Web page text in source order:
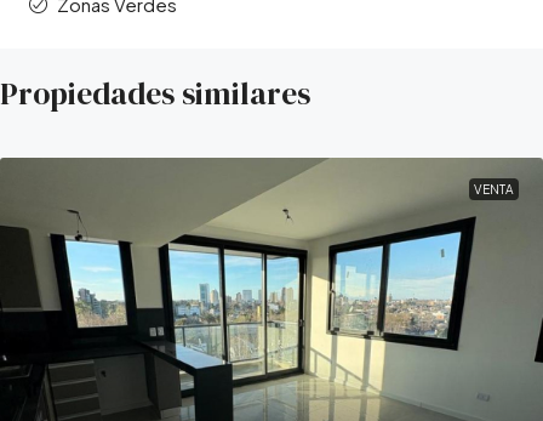
Zonas Verdes
Propiedades similares
VENTA